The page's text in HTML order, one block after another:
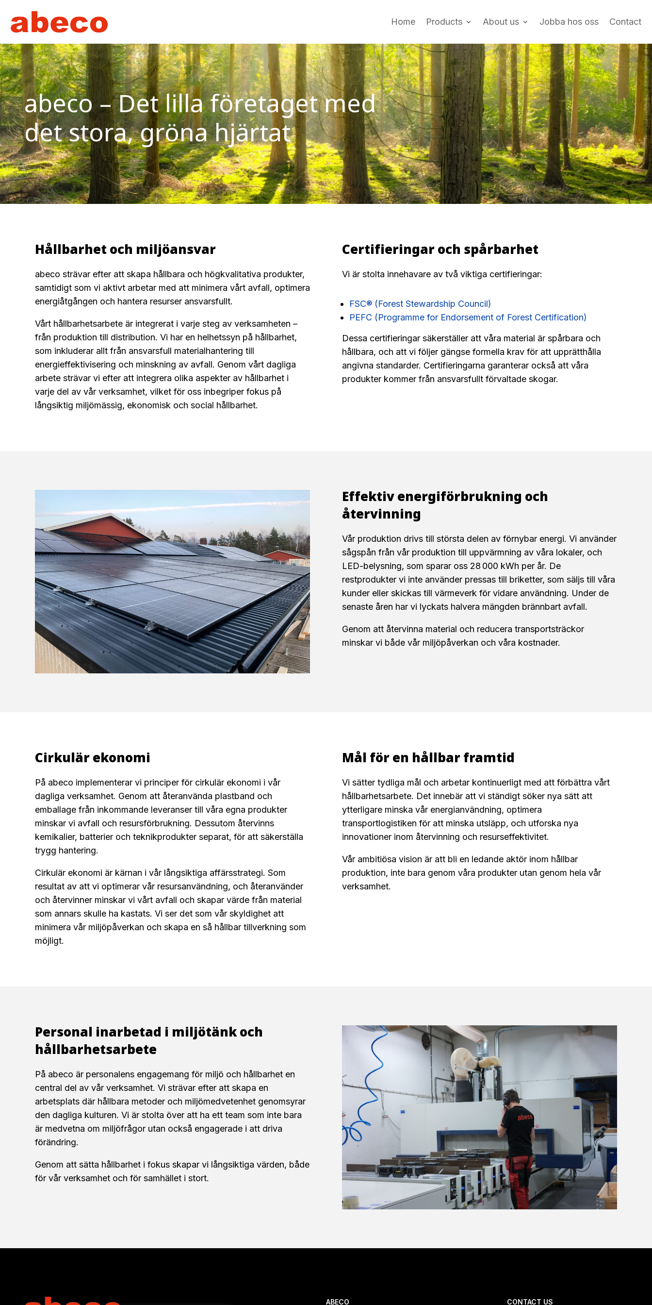
Home Products About us Jobba hos oss Contact
abeco – Det lilla företaget med
det stora, gröna hjärtat
Hållbarhet och miljöansvar
abeco strävar efter att skapa hållbara och högkvalitativa produkter,
samtidigt som vi aktivt arbetar med att minimera vårt avfall, optimera
energiåtgången och hantera resurser ansvarsfullt.
Vårt hållbarhetsarbete är integrerat i varje steg av verksamheten –
från produktion till distribution. Vi har en helhetssyn på hållbarhet,
som inkluderar allt från ansvarsfull materialhantering till
energieffektivisering och minskning av avfall. Genom vårt dagliga
arbete strävar vi efter att integrera olika aspekter av hållbarhet i
varje del av vår verksamhet, vilket för oss inbegriper fokus på
långsiktig miljömässig, ekonomisk och social hållbarhet.
Certifieringar och spårbarhet
Vi är stolta innehavare av två viktiga certifieringar:
FSC® (Forest Stewardship Council)
PEFC (Programme for Endorsement of Forest Certification)
Dessa certifieringar säkerställer att våra material är spårbara och
hållbara, och att vi följer gängse formella krav för att upprätthålla
angivna standarder. Certifieringarna garanterar också att våra
produkter kommer från ansvarsfullt förvaltade skogar.
Effektiv energiförbrukning och
återvinning
Vår produktion drivs till största delen av förnybar energi. Vi använder
sågspån från vår produktion till uppvärmning av våra lokaler, och
LED-belysning, som sparar oss 28 000 kWh per år. De
restprodukter vi inte använder pressas till briketter, som säljs till våra
kunder eller skickas till värmeverk för vidare användning. Under de
senaste åren har vi lyckats halvera mängden brännbart avfall.
Genom att återvinna material och reducera transportsträckor
minskar vi både vår miljöpåverkan och våra kostnader.
Cirkulär ekonomi
På abeco implementerar vi principer för cirkulär ekonomi i vår
dagliga verksamhet. Genom att återanvända plastband och
emballage från inkommande leveranser till våra egna produkter
minskar vi avfall och resursförbrukning. Dessutom återvinns
kemikalier, batterier och teknikprodukter separat, för att säkerställa
trygg hantering.
Cirkulär ekonomi är kärnan i vår långsiktiga affärsstrategi. Som
resultat av att vi optimerar vår resursanvändning, och återanvänder
och återvinner minskar vi vårt avfall och skapar värde från material
som annars skulle ha kastats. Vi ser det som vår skyldighet att
minimera vår miljöpåverkan och skapa en så hållbar tillverkning som
möjligt.
Mål för en hållbar framtid
Vi sätter tydliga mål och arbetar kontinuerligt med att förbättra vårt
hållbarhetsarbete. Det innebär att vi ständigt söker nya sätt att
ytterligare minska vår energianvändning, optimera
transportlogistiken för att minska utsläpp, och utforska nya
innovationer inom återvinning och resurseffektivitet.
Vår ambitiösa vision är att bli en ledande aktör inom hållbar
produktion, inte bara genom våra produkter utan genom hela vår
verksamhet.
Personal inarbetad i miljötänk och
hållbarhetsarbete
På abeco är personalens engagemang för miljö och hållbarhet en
central del av vår verksamhet. Vi strävar efter att skapa en
arbetsplats där hållbara metoder och miljömedvetenhet genomsyrar
den dagliga kulturen. Vi är stolta över att ha ett team som inte bara
är medvetna om miljöfrågor utan också engagerade i att driva
förändring.
Genom att sätta hållbarhet i fokus skapar vi långsiktiga värden, både
för vår verksamhet och för samhället i stort.
ABECO CONTACT US